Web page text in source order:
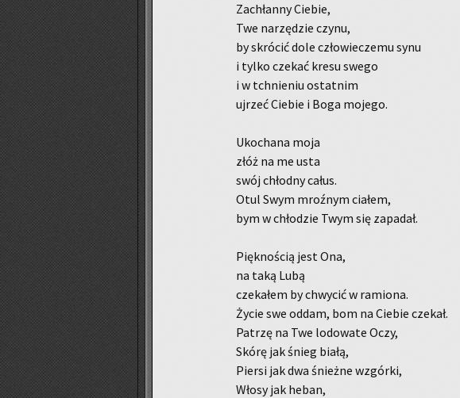
Za­chłan­ny Cie­bie,
Twe na­rzę­dzie czynu,
by skró­cić dole czło­wie­cze­mu synu
i tylko cze­kać kresu swego
i w tchnie­niu ostat­nim
uj­rzeć Cie­bie i Boga mo­je­go.
Uko­cha­na moja
złóż na me usta
swój chłod­ny całus.
Otul Swym mroź­nym cia­łem,
bym w chło­dzie Twym się za­pa­dał.
Pięk­no­ścią jest Ona,
na taką Lubą
cze­ka­łem by chwy­cić w ra­mio­na.
Życie swe oddam, bom na Cie­bie cze­kał.
Pa­trzę na Twe lo­do­wa­te Oczy,
Skórę jak śnieg białą,
Pier­si jak dwa śnież­ne wzgór­ki,
Włosy jak heban,